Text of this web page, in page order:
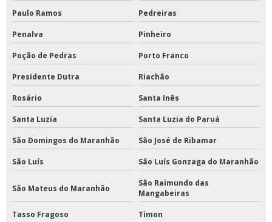
Paulo Ramos Pedreiras
Penalva Pinheiro
Poção de Pedras Porto Franco
Presidente Dutra Riachão
Rosário Santa Inês
Santa Luzia Santa Luzia do Paruá
São Domingos do Maranhão São José de Ribamar
São Luís São Luís Gonzaga do Maranhão
São Mateus do Maranhão
São Raimundo das
Mangabeiras
Tasso Fragoso Timon